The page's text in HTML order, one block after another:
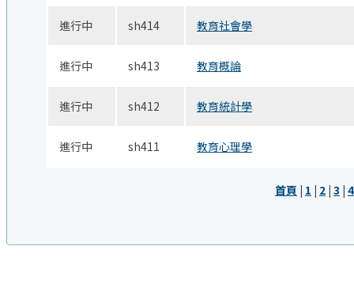
進行中 sh414 教育社會學
進行中 sh413 教育概論
進行中 sh412 教育統計學
進行中 sh411 教育心理學
首頁 | 1 | 2 | 3 | 4